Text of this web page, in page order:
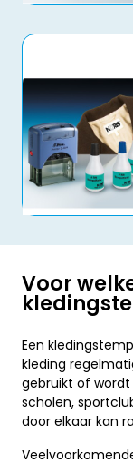
Voor
Een
kleding
gebruikt of wordt
scholen,
door elkaar kan